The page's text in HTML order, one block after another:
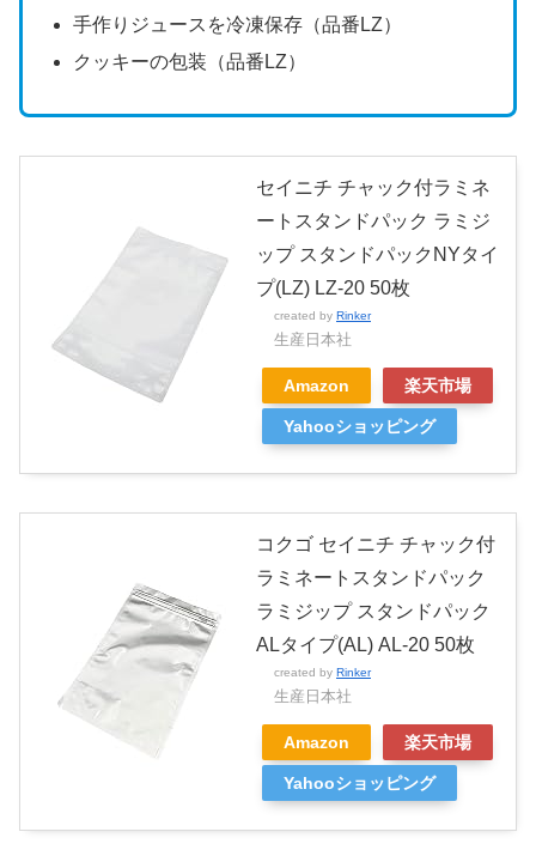
手作りジュースを冷凍保存（品番LZ）
クッキーの包装（品番LZ）
セイニチ チャック付ラミネ
ートスタンドパック ラミジ
ップ スタンドパックNYタイ
プ(LZ) LZ-20 50枚
created by Rinker
生産日本社
Amazon 楽天市場
Yahooショッピング
コクゴ セイニチ チャック付
ラミネートスタンドパック
ラミジップ スタンドパック
ALタイプ(AL) AL-20 50枚
created by Rinker
生産日本社
Amazon 楽天市場
Yahooショッピング